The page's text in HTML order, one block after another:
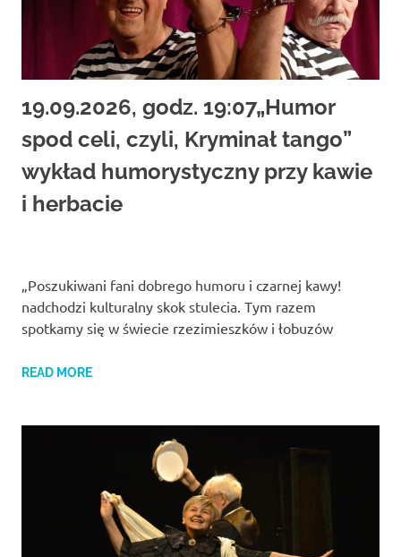
19.09.2026, godz. 19:07„Humor
spod celi, czyli, Kryminał tango”
wykład humorystyczny przy kawie
i herbacie
„Poszukiwani fani dobrego humoru i czarnej kawy!
nadchodzi kulturalny skok stulecia. Tym razem
spotkamy się w świecie rzezimieszków i łobuzów
READ MORE